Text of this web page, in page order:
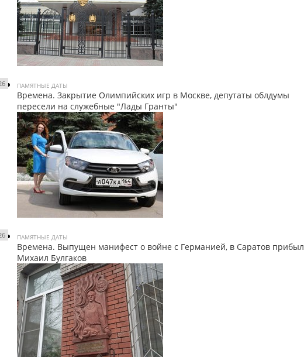
ПАМЯТНЫЕ ДАТЫ
Времена. Закрытие Олимпийских игр в Москве, депутаты облдумы
пересели на служебные "Лады Гранты"
ПАМЯТНЫЕ ДАТЫ
Времена. Выпущен манифест о войне с Германией, в Саратов прибыл
Михаил Булгаков